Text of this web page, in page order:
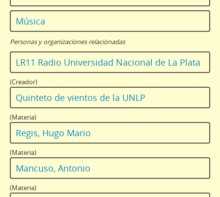
Música
Personas y organizaciones relacionadas
LR11 Radio Universidad Nacional de La Plata
(Creador)
Quinteto de vientos de la UNLP
(Materia)
Regis, Hugo Mario
(Materia)
Mancuso, Antonio
(Materia)